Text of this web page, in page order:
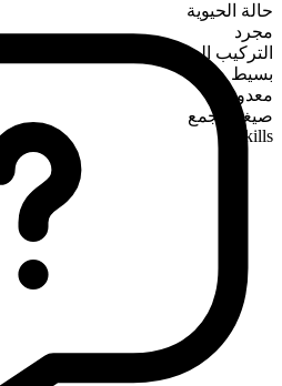
حالة الحيوية
مجرد
التركيب الصرفي
بسيط
معدود
صيغة الجمع
skills